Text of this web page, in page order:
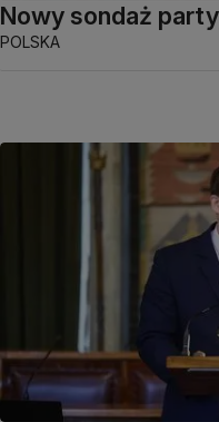
Nowy sondaż
POLSKA